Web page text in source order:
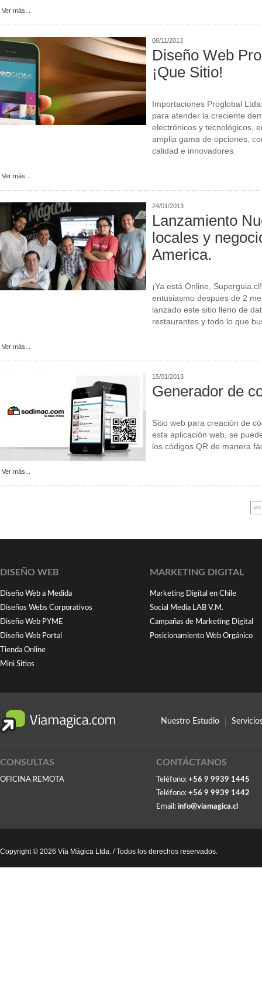
Ver más...
08/11/2013
Diseño Web
¡Que Sitio!
Importaciones Proglobal
para atender la creciente
electrónicos y tecnológicos,
amplia gama de opciones,
calidad e innovadores.
Ver más...
24/01/2013
Lanzamiento
locales y
America.
¡Ya está Online,
entusiasmo despues de 2
lanzado este sitio lleno de
restaurantes y todo lo que
Ver más...
15/01/2013
Generador de
Sitio web para creación de
esta aplicación web, se
los códigos QR de manera
Ver más...
<<
DISEÑO WEB
Diseño Web a Medida
Diseños Webs Corporativos
Diseño Web PYME
Diseño Web Portal
Tienda Online
Mini Sitios
MARKETING DIGITAL
Marketing Digital en Chile
Social Media LAB V.M.
Campañas de Marketing Digital
Posicionamiento Web Orgánico
Nuestro Estudio
CONSULTAS
OFICINA REMOTA
CONTÁCTANOS
Teléfono: +56 9 9939 1445
Teléfono: +56 9 9939 1442
Email: info@viamagica.cl
Copyright © 2026 Vía Mágica Ltda. / Todos los derechos reservados.